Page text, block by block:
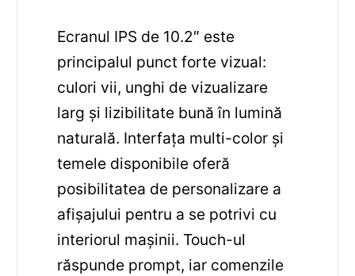
Ecranul IPS de 10.2″ este
principalul punct forte vizual:
culori vii, unghi de vizualizare
larg și lizibilitate bună în lumină
naturală. Interfața multi-color și
temele disponibile oferă
posibilitatea de personalizare a
afișajului pentru a se potrivi cu
interiorul mașinii. Touch-ul
răspunde prompt, iar comenzile